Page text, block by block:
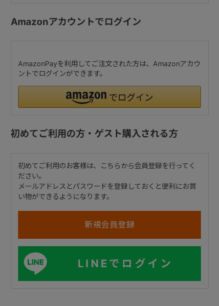
Amazonアカウントでログイン
AmazonPayを利用してご注文された方は、Amazonアカウ
ントでログインができます。
初めてご利用の方・ゲスト購入される方
初めてご利用のお客様は、こちらから会員登録を行ってく
ださい。
メールアドレスとパスワードを登録しておくと便利にお買
い物ができるようになります。
LINEでログイン